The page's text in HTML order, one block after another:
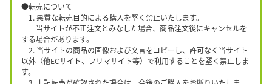
●転売について
1. 悪質な転売目的による購入を堅く禁止いたします。
当サイトが不正注文とみなした場合、商品注文後にキャンセルを
する場合があります。
2. 当サイトの商品の画像および文言をコピーし、許可なく当サイト
以外（他ECサイト、フリマサイト等）で利用することを堅く禁止しま
す。